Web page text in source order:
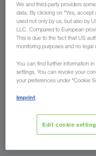
Til
Land
Spør oss nå
Fordelene
We and third-party providers
data. By clicking on "Yes,
used not only by us, but also by
LLC. Compared to European
This is due to the fact that US
monitoring purposes and no legal
You can find further information in
settings. You can revoke your
your preferences under "Cookie
Imprint
Edit cookie